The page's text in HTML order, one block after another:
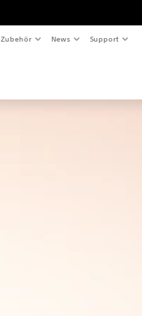
Zubehör News Support